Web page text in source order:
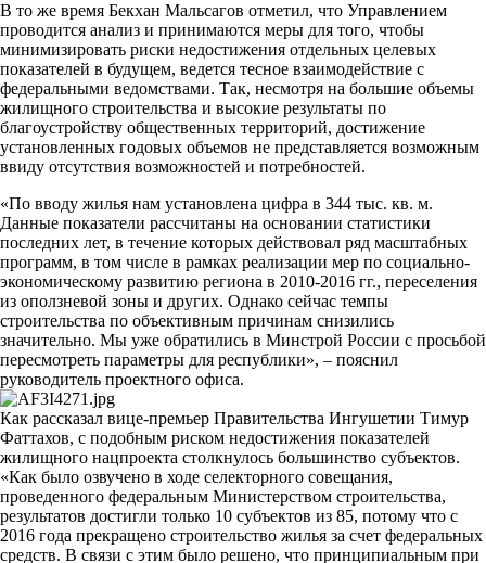
В то же время Бекхан Мальсагов отметил, что Управлением
проводится анализ и принимаются меры для того, чтобы
минимизировать риски недостижения отдельных целевых
показателей в будущем, ведется тесное взаимодействие с
федеральными ведомствами. Так, несмотря на большие объемы
жилищного строительства и высокие результаты по
благоустройству общественных территорий, достижение
установленных годовых объемов не представляется возможным
ввиду отсутствия возможностей и потребностей.
«По вводу жилья нам установлена цифра в 344 тыс. кв. м.
Данные показатели рассчитаны на основании статистики
последних лет, в течение которых действовал ряд масштабных
программ, в том числе в рамках реализации мер по социально-
экономическому развитию региона в 2010-2016 гг., переселения
из оползневой зоны и других. Однако сейчас темпы
строительства по объективным причинам снизились
значительно. Мы уже обратились в Минстрой России с просьбой
пересмотреть параметры для республики», – пояснил
руководитель проектного офиса.
Как рассказал вице-премьер Правительства Ингушетии Тимур
Фаттахов, с подобным риском недостижения показателей
жилищного нацпроекта столкнулось большинство субъектов.
«Как было озвучено в ходе селекторного совещания,
проведенного федеральным Министерством строительства,
результатов достигли только 10 субъектов из 85, потому что с
2016 года прекращено строительство жилья за счет федеральных
средств. В связи с этим было решено, что принципиальным при